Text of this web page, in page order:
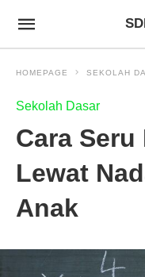
HOMEPAGE SEKOLAH
Sekolah Dasar
Cara
Lewat
Anak